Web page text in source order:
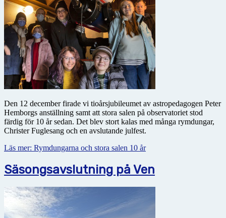
Den 12 december firade vi tioårsjubileumet av astropedagogen Peter
Hemborgs anställning samt att stora salen på observatoriet stod
färdig för 10 år sedan. Det blev stort kalas med många rymdungar,
Christer Fuglesang och en avslutande julfest.
Läs mer: Rymdungarna och stora salen 10 år
Säsongsavslutning på Ven